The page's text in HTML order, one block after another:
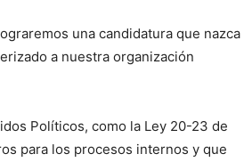
una candidatura que nazca
a nuestra organización
Políticos, como la Ley 20-23 de
para los procesos internos y que